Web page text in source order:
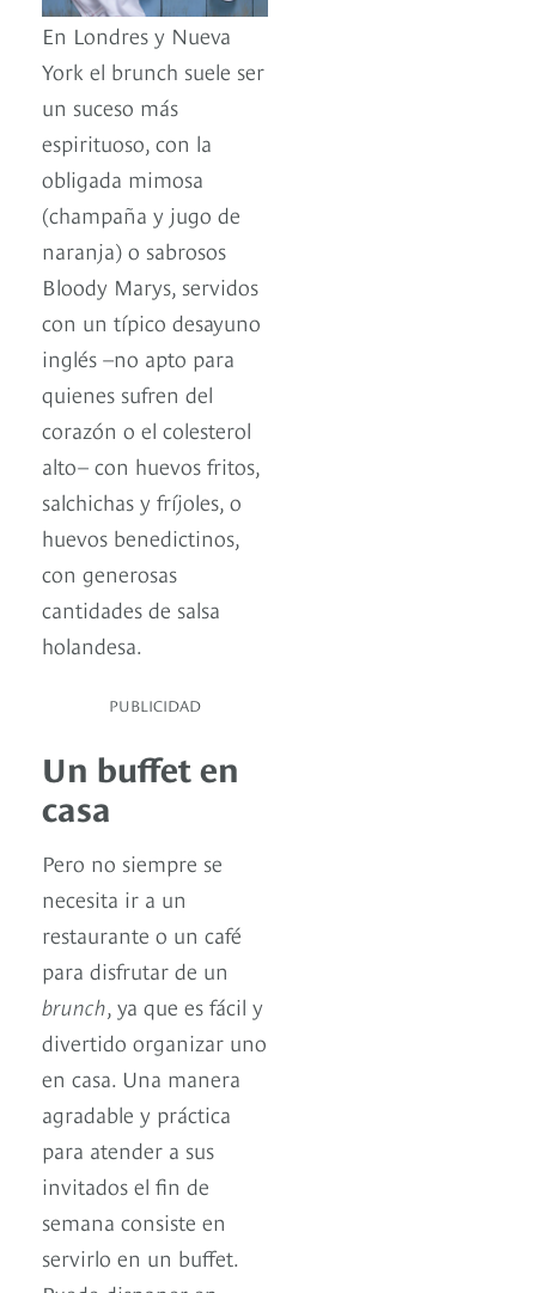
En Londres y Nueva
York el brunch suele ser
un suceso más
espirituoso, con la
obligada mimosa
(champaña y jugo de
naranja) o sabrosos
Bloody Marys, servidos
con un típico desayuno
inglés –no apto para
quienes sufren del
corazón o el colesterol
alto– con huevos fritos,
salchichas y fríjoles, o
huevos benedictinos,
con generosas
cantidades de salsa
holandesa.
PUBLICIDAD
Un buffet en
casa
Pero no siempre se
necesita ir a un
restaurante o un café
para disfrutar de un
brunch, ya que es fácil y
divertido organizar uno
en casa. Una manera
agradable y práctica
para atender a sus
invitados el fin de
semana consiste en
servirlo en un buffet.